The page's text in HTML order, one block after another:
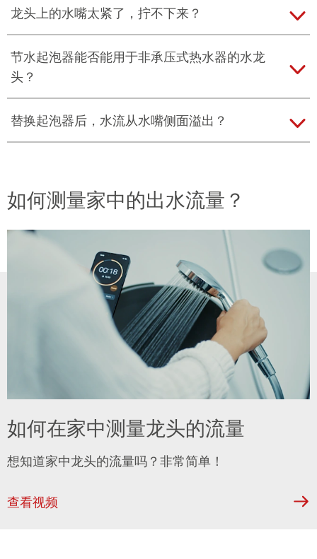
纽珀EasyMatch 应用程序可帮助轻松识别起泡器。免
费下载应用程序，回答关于您的旧起泡器的问题，即
可确认合适您的起泡器型号。
您可通过以下链接下载：
›› IOS (APP STORE)
›› ANDROID (GOOGLE PLAY STORE)
龙头上的水嘴太紧了，拧不下来？
请尝试使用管钳，请在水嘴口包上软布以免刮伤。
节水起泡器能否能用于非承压式热水器的水龙
头？
用于非承压式热水器的水龙头通常配有低阻力整流
器，而非常规起泡器。出于安全考虑，不得将此整流
替换起泡器后，水流从水嘴侧面溢出？
如何测量家中的出水流量？
如何在家中测量龙头的流量
想知道家中龙头的流量吗？非常简单！
查看视频